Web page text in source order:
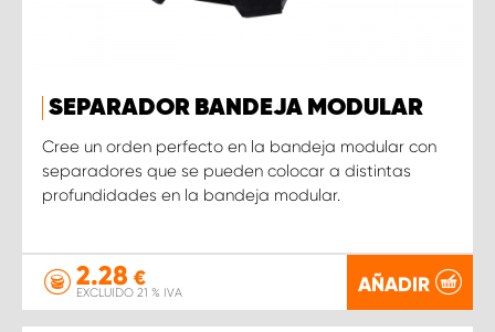
SEPARADOR BANDEJA MODULAR
Cree un orden perfecto en la bandeja modular con
separadores que se pueden colocar a distintas
profundidades en la bandeja modular.
2.28 €
EXCLUIDO 21 % IVA AÑADIR